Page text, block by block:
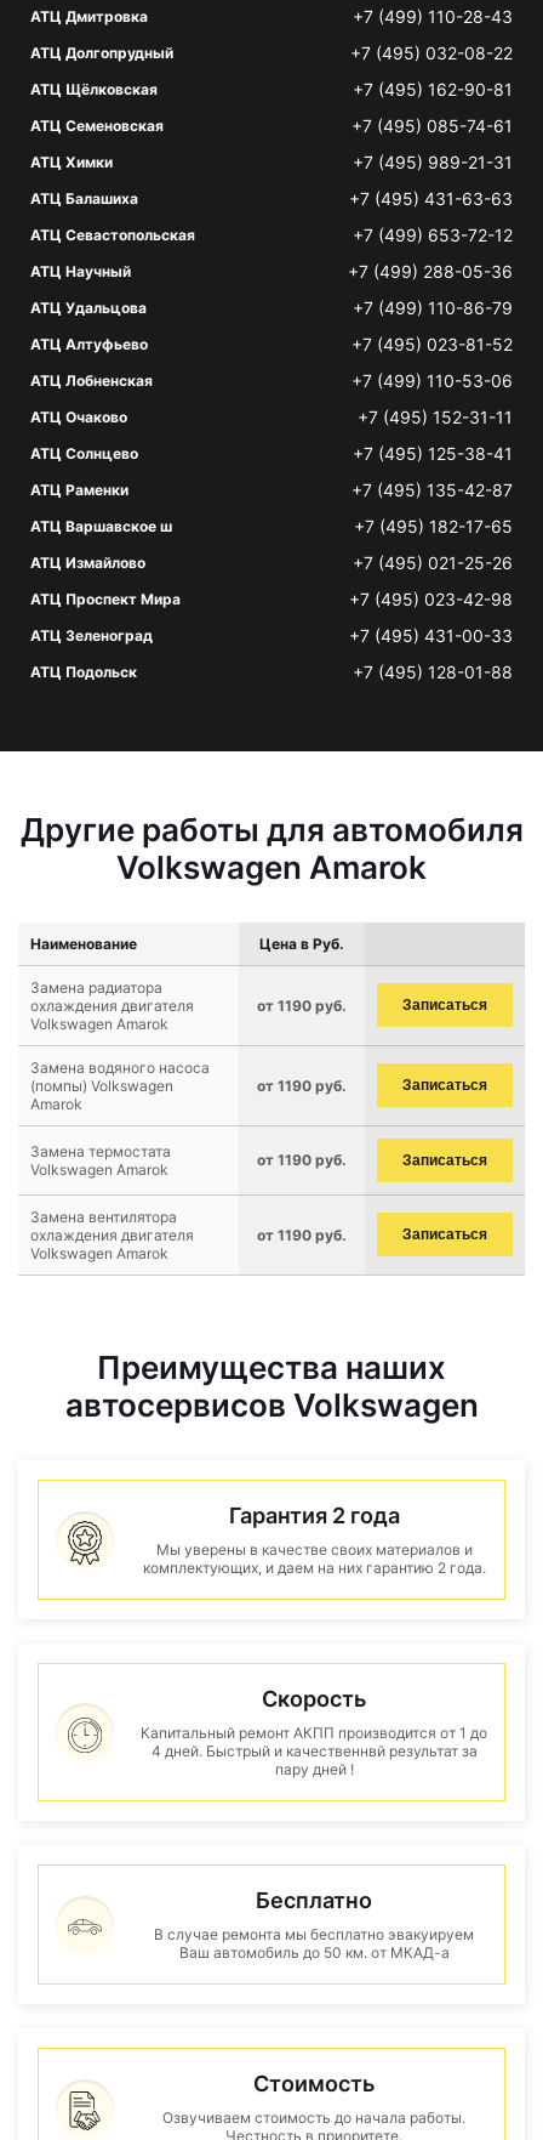
АТЦ Дмитровка +7 (499) 110-28-43
АТЦ Долгопрудный +7 (495) 032-08-22
АТЦ Щёлковская +7 (495) 162-90-81
АТЦ Семеновская +7 (495) 085-74-61
АТЦ Химки +7 (495) 989-21-31
АТЦ Балашиха +7 (495) 431-63-63
АТЦ Севастопольская +7 (499) 653-72-12
АТЦ Научный +7 (499) 288-05-36
АТЦ Удальцова +7 (499) 110-86-79
АТЦ Алтуфьево +7 (495) 023-81-52
АТЦ Лобненская +7 (499) 110-53-06
АТЦ Очаково +7 (495) 152-31-11
АТЦ Солнцево +7 (495) 125-38-41
АТЦ Раменки +7 (495) 135-42-87
АТЦ Варшавское ш +7 (495) 182-17-65
АТЦ Измайлово +7 (495) 021-25-26
АТЦ Проспект Мира +7 (495) 023-42-98
АТЦ Зеленоград +7 (495) 431-00-33
АТЦ Подольск +7 (495) 128-01-88
Другие работы для автомобиля
Volkswagen Amarok
Наименование Цена в Руб.
Замена радиатора
охлаждения двигателя
Volkswagen Amarok
от 1190 руб. Записаться
Замена водяного насоса
(помпы) Volkswagen
Amarok
от 1190 руб. Записаться
Замена термостата
Volkswagen Amarok
от 1190 руб. Записаться
Замена вентилятора
охлаждения двигателя
Volkswagen Amarok
от 1190 руб. Записаться
Преимущества наших
автосервисов Volkswagen
Гарантия 2 года
Мы уверены в качестве своих материалов и
комплектующих, и даем на них гарантию 2 года.
Скорость
Капитальный ремонт АКПП производится от 1 до
4 дней. Быстрый и качественнвй результат за
пару дней !
Бесплатно
В случае ремонта мы бесплатно эвакуируем
Ваш автомобиль до 50 км. от МКАД-а
Стоимость
Озвучиваем стоимость до начала работы.
Честность в приоритете.